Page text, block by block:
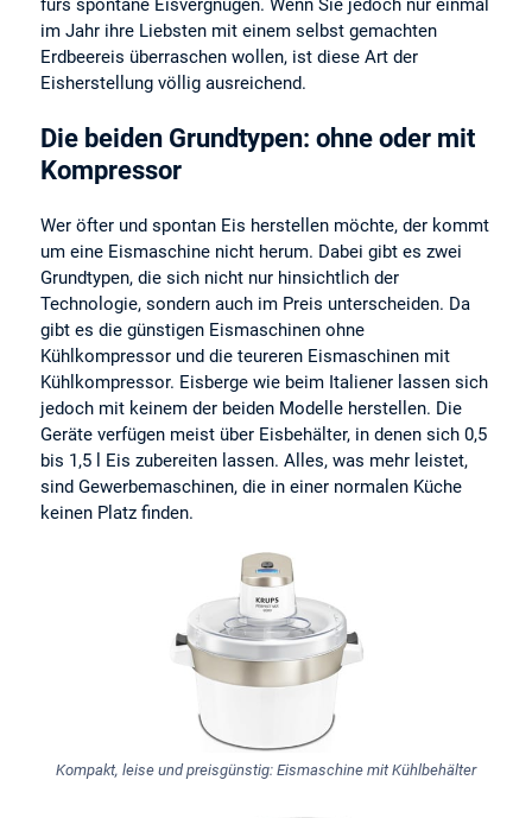
fürs spontane Eisvergnügen. Wenn Sie jedoch nur einmal
im Jahr ihre Liebsten mit einem selbst gemachten
Erdbeereis überraschen wollen, ist diese Art der
Eisherstellung völlig ausreichend.
Die beiden Grundtypen: ohne oder mit
Kompressor
Wer öfter und spontan Eis herstellen möchte, der kommt
um eine Eismaschine nicht herum. Dabei gibt es zwei
Grundtypen, die sich nicht nur hinsichtlich der
Technologie, sondern auch im Preis unterscheiden. Da
gibt es die günstigen Eismaschinen ohne
Kühlkompressor und die teureren Eismaschinen mit
Kühlkompressor. Eisberge wie beim Italiener lassen sich
jedoch mit keinem der beiden Modelle herstellen. Die
Geräte verfügen meist über Eisbehälter, in denen sich 0,5
bis 1,5 l Eis zubereiten lassen. Alles, was mehr leistet,
sind Gewerbemaschinen, die in einer normalen Küche
keinen Platz finden.
Kompakt, leise und preisgünstig: Eismaschine mit Kühlbehälter